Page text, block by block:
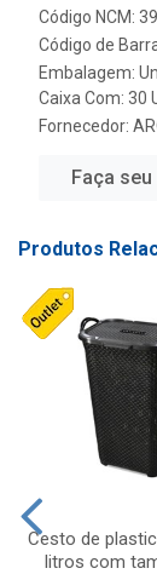
Código NCM:
Código de
Embalagem:
Caixa Com: 30
Fornecedor:
Faça
Produtos
Cesto de
litros com